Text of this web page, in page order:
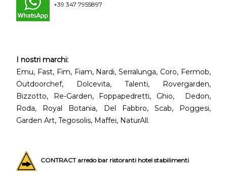
+39 347 7955897
I nostri marchi:
Emu, Fast, Fim, Fiam, Nardi, Serralunga, Coro, Fermob,
Outdoorchef, Dolcevita, Talenti, Rovergarden,
Bizzotto, Re-Garden, Foppapedretti, Ghio, Dedon,
Roda, Royal Botania, Del Fabbro, Scab, Poggesi,
Garden Art, Tegosolis, Maffei, NaturAll.
CONTRACT arredo bar ristoranti hotel stabilimenti